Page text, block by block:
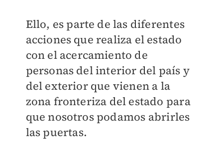
Ello, es parte de las diferentes
acciones que realiza el estado
con el acercamiento de
personas del interior del país y
del exterior que vienen a la
zona fronteriza del estado para
que nosotros podamos abrirles
las puertas.